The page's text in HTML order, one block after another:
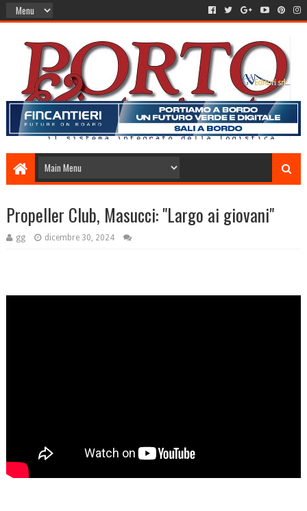
Propeller Club, Masucci: "Largo ai giovani"
gg dicembre 30, 2024